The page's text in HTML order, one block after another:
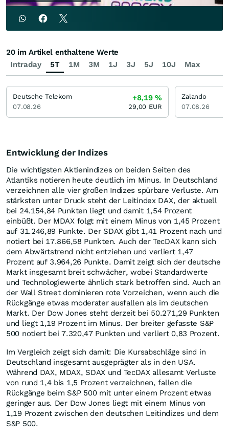
Entwicklung der Indizes
Die wichtigsten Aktienindizes on beiden Seiten des
Atlantiks notieren heute deutlich im Minus. In Deutschland
verzeichnen alle vier großen Indizes spürbare Verluste. Am
stärksten unter Druck steht der Leitindex DAX, der aktuell
bei 24.154,84 Punkten liegt und damit 1,54 Prozent
einbüßt. Der MDAX folgt mit einem Minus von 1,45 Prozent
auf 31.246,89 Punkte. Der SDAX gibt 1,41 Prozent nach und
notiert bei 17.866,58 Punkten. Auch der TecDAX kann sich
dem Abwärtstrend nicht entziehen und verliert 1,47
Prozent auf 3.964,26 Punkte. Damit zeigt sich der deutsche
Markt insgesamt breit schwächer, wobei Standardwerte
und Technologiewerte ähnlich stark betroffen sind. Auch an
der Wall Street dominieren rote Vorzeichen, wenn auch die
Rückgänge etwas moderater ausfallen als im deutschen
Markt. Der Dow Jones steht derzeit bei 50.271,29 Punkten
und liegt 1,19 Prozent im Minus. Der breiter gefasste S&P
500 notiert bei 7.320,47 Punkten und verliert 0,83 Prozent.
Im Vergleich zeigt sich damit: Die Kursabschläge sind in
Deutschland insgesamt ausgeprägter als in den USA.
Während DAX, MDAX, SDAX und TecDAX allesamt Verluste
von rund 1,4 bis 1,5 Prozent verzeichnen, fallen die
Rückgänge beim S&P 500 mit unter einem Prozent etwas
geringer aus. Der Dow Jones liegt mit einem Minus von
1,19 Prozent zwischen den deutschen Leitindizes und dem
S&P 500.
Intraday 5T 1M 3M 1J 3J 5J 10J Max
20 im Artikel enthaltene Werte
Deutsche Telekom
07.08.26
+8,19%
29,00 EUR
Zalando
07.08.26